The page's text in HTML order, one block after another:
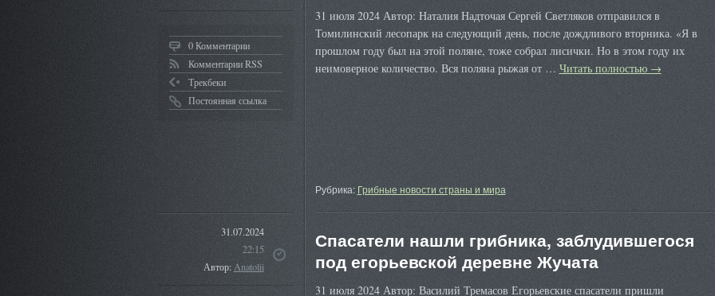
0 Комментарии
Комментарии RSS
Трекбеки
Постоянная ссылка
31 июля 2024 Автор: Наталия Надточая Сергей Светляков отправился в
Томилинский лесопарк на следующий день, после дождливого вторника. «Я в
прошлом году был на этой поляне, тоже собрал лисички. Но в этом году их
неимоверное количество. Вся поляна рыжая от … Читать полностью →
Рубрика: Грибные новости страны и мира
31.07.2024
22:15
Автор:Anatolii
Спасатели нашли грибника, заблудившегося
под егорьевской деревне Жучата
31 июля 2024 Автор: Василий Тремасов Егорьевские спасатели пришли